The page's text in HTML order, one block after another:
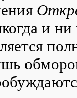
и ни